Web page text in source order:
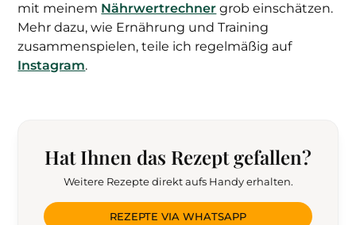
mit meinem Nährwertrechner grob einschätzen.
Mehr dazu, wie Ernährung und Training
zusammenspielen, teile ich regelmäßig auf
Instagram.
Hat Ihnen das Rezept gefallen?
Weitere Rezepte direkt aufs Handy erhalten.
REZEPTE VIA WHATSAPP